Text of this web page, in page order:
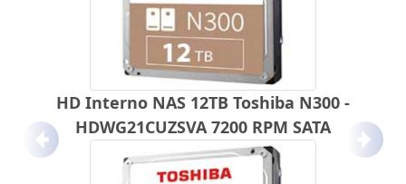
HD Interno NAS 12TB Toshiba N300 -
HDWG21CUZSVA 7200 RPM SATA
Anterior